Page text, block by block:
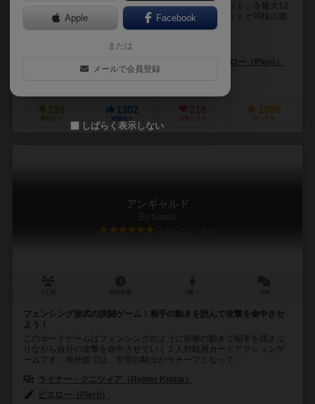
「ディクシット:オデッセイ」は名作ゲーム「ディクシット」を最大12
人で遊べるように調整した新バージョンです。 基本セットと同様の遊
び方が出来る他、7人以上の場合は投票権...
ジャン=ルイ・ルビラ（Jean-Louis Roubira）
ピエロー（Pierô）
239
興味あり
1302
経験あり お気に入り
1086
持ってる
アンギャルド
En Garde
6.2
フェンシング形式の決闘ゲーム！相手の動きを読んで攻撃を命中させ
よう！
このボードゲームはフェンシングのように前後の動きで相手を揺さぶ
りながら自分の攻撃を命中させていく２人対戦用カードアクションゲ
ームです。海外版では、中世の騎士がモチーフとなって...
ライナー・クニツィア（Reiner Knizia）
ピエロー（Pierô）
Apple Facebook
または
メールで会員登録
しばらく表示しない